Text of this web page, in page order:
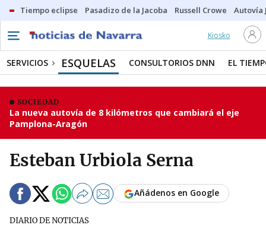
Tiempo eclipse Pasadizo de la Jacoba Russell Crowe Autovía
Kiosko
SERVICIOS ESQUELAS CONSULTORIOS DNN EL
SOCIEDAD
La nueva autovía de 8 kilómetros que cambiará el eje
Pamplona-Aragón
Esteban Urbiola Serna
DIARIO DE NOTICIAS
Añádenos en Google